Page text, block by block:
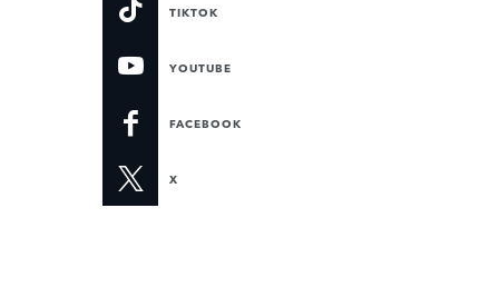
TIKTOK
YOUTUBE
FACEBOOK
X